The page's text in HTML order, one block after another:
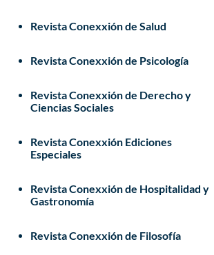
Revista Conexxión de Salud
Revista Conexxión de Psicología
Revista Conexxión de Derecho y
Ciencias Sociales
Revista Conexxión Ediciones
Especiales
Revista Conexxión de Hospitalidad y
Gastronomía
Revista Conexxión de Filosofía